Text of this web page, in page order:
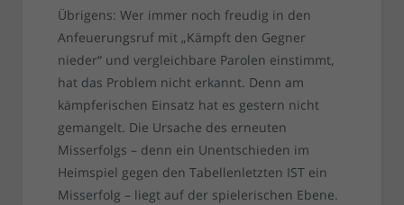
Übrigens: Wer immer noch freudig in den
Anfeuerungsruf mit „Kämpft den Gegner
nieder“ und vergleichbare Parolen einstimmt,
hat das Problem nicht erkannt. Denn am
kämpferischen Einsatz hat es gestern nicht
gemangelt. Die Ursache des erneuten
Misserfolgs – denn ein Unentschieden im
Heimspiel gegen den Tabellenletzten IST ein
Misserfolg – liegt auf der spielerischen Ebene.